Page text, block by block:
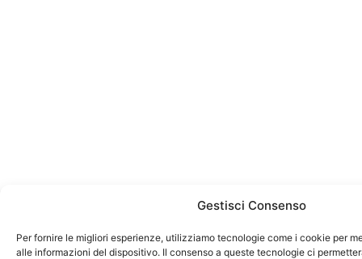
Gestisci Consenso
Per fornire le migliori esperienze, utilizziamo tecnologie come i cookie per
alle informazioni del dispositivo. Il consenso a queste tecnologie ci